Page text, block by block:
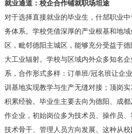
就业通道：校企合作铺就职场坦途
对于选择直接就业的毕业生，什邡职业
务体系。学校凭借深厚的产业根基和地
区，毗邻德阳主城区，能够充分受益于
大工业辐射。学校与区域内外众多知名
系，合作形式多样：订单班/冠名班让企
训基地实现教学与生产无缝对接；顶岗
积累经验。毕业生主要去向为德阳、成
作企业，初始岗位多为技术员、操作员
技术骨干、管理人员方向发展。这种从